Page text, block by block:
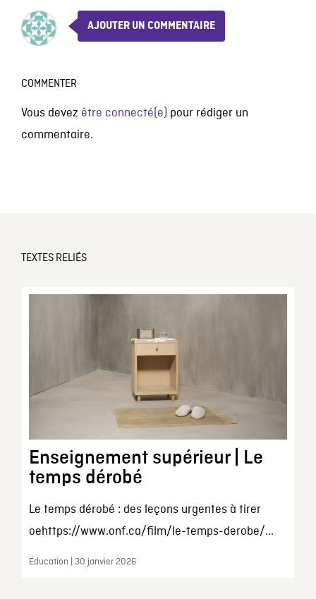
AJOUTER UN COMMENTAIRE
COMMENTER
Vous devez être connecté(e) pour rédiger un
commentaire.
TEXTES RELIÉS
Enseignement supérieur | Le
temps dérobé
Le temps dérobé : des leçons urgentes à tirer
oehttps://www.onf.ca/film/le-temps-derobe/...
Éducation | 30 janvier 2026